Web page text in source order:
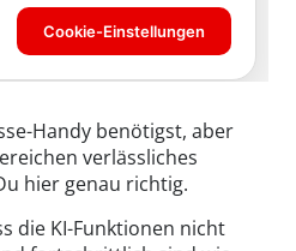
Handy benötigst, aber
verlässliches
hier genau richtig.
die KI-Funktionen nicht